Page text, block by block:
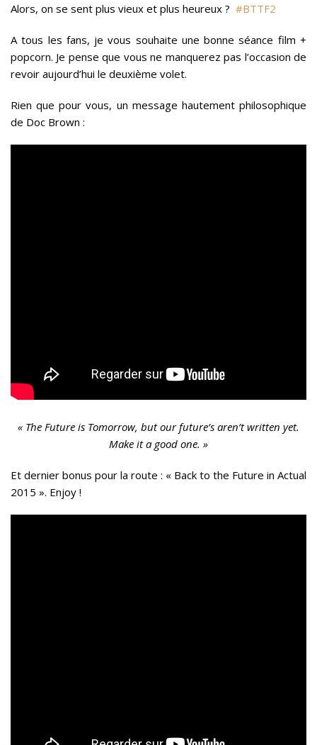
Alors, on se sent plus vieux et plus heureux ? #‎BTTF2‬
A tous les fans, je vous souhaite une bonne séance film +
popcorn. Je pense que vous ne manquerez pas l’occasion de
revoir aujourd’hui le deuxième volet.
Rien que pour vous, un message hautement philosophique
de Doc Brown :
« The Future is Tomorrow, but our future’s aren’t written yet.
Make it a good one. »
Et dernier bonus pour la route : « Back to the Future in Actual
2015 ». Enjoy !